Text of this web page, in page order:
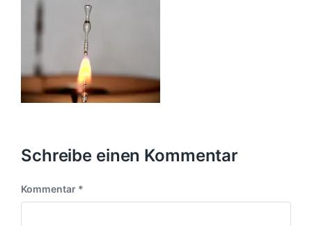
Schreibe einen Kommentar
Kommentar *